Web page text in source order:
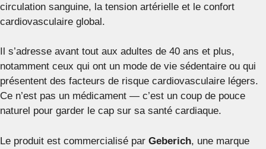
circulation sanguine, la tension artérielle et le confort
cardiovasculaire global.
Il s’adresse avant tout aux adultes de 40 ans et plus,
notamment ceux qui ont un mode de vie sédentaire ou qui
présentent des facteurs de risque cardiovasculaire légers.
Ce n’est pas un médicament — c’est un coup de pouce
naturel pour garder le cap sur sa santé cardiaque.
Le produit est commercialisé par Geberich, une marque